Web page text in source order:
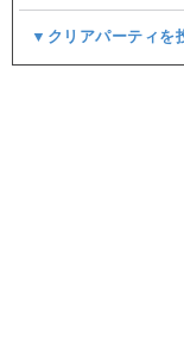
▼クリアパーティを